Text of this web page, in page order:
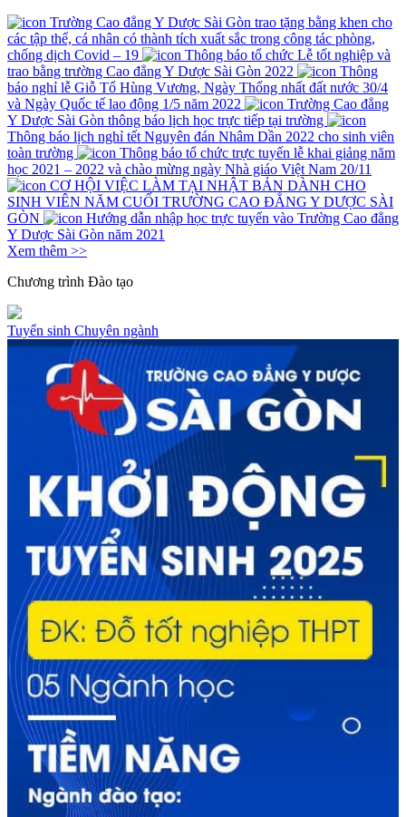
Trường Cao đẳng Y Dược Sài Gòn trao tặng bằng khen cho
các tập thể, cá nhân có thành tích xuất sắc trong công tác phòng,
chống dịch Covid – 19
Thông báo tổ chức Lễ tốt nghiệp và
trao bằng trường Cao đẳng Y Dược Sài Gòn 2022
Thông
báo nghỉ lễ Giỗ Tổ Hùng Vương, Ngày Thống nhất đất nước 30/4
và Ngày Quốc tế lao động 1/5 năm 2022
Trường Cao đẳng
Y Dược Sài Gòn thông báo lịch học trực tiếp tại trường
Thông báo lịch nghỉ tết Nguyên đán Nhâm Dần 2022 cho sinh viên
toàn trường
Thông báo tổ chức trực tuyến lễ khai giảng năm
học 2021 – 2022 và chào mừng ngày Nhà giáo Việt Nam 20/11
CƠ HỘI VIỆC LÀM TẠI NHẬT BẢN DÀNH CHO
SINH VIÊN NĂM CUỐI TRƯỜNG CAO ĐẲNG Y DƯỢC SÀI
GÒN
Hướng dẫn nhập học trực tuyến vào Trường Cao đẳng
Y Dược Sài Gòn năm 2021
Xem thêm >>
Chương trình Đào tạo
Tuyển sinh Chuyên ngành